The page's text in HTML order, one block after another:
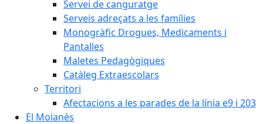
Servei de canguratge
Serveis adreçats a les famílies
Monogràfic Drogues, Medicaments i
Pantalles
Maletes Pedagògiques
Catàleg Extraescolars
Territori
Afectacions a les parades de la línia e9 i 203
El Moianès